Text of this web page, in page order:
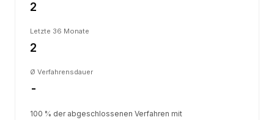
2
Letzte 36 Monate
2
Ø Verfahrensdauer
-
100 % der abgeschlossenen Verfahren mit